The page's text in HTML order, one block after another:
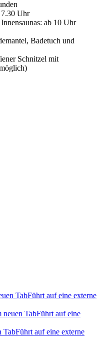
7.30 Uhr
ab 10 Uhr
Badetuch und
Schnitzel mit
TabFührt auf eine externe
neuen TabFührt auf eine
TabFührt auf eine externe